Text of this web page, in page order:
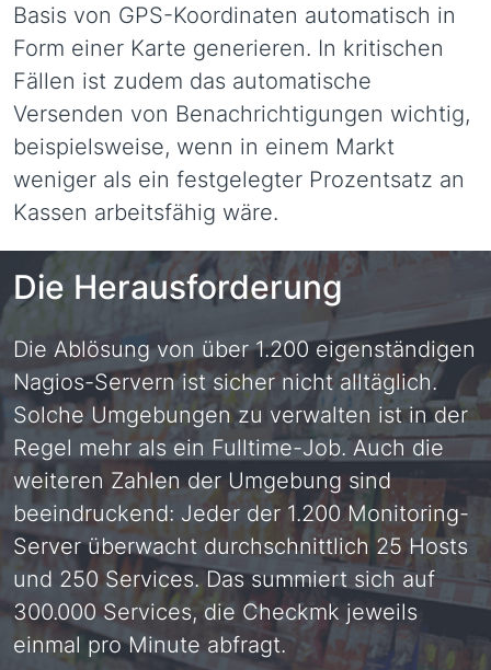
Basis von GPS-Koordinaten automatisch in
Form einer Karte generieren. In kritischen
Fällen ist zudem das automatische
Versenden von Benachrichtigungen wichtig,
beispielsweise, wenn in einem Markt
weniger als ein festgelegter Prozentsatz an
Kassen arbeitsfähig wäre.
Die Herausforderung
Die Ablösung von über 1.200 eigenständigen
Nagios-Servern ist sicher nicht alltäglich.
Solche Umgebungen zu verwalten ist in der
Regel mehr als ein Fulltime-Job. Auch die
weiteren Zahlen der Umgebung sind
beeindruckend: Jeder der 1.200 Monitoring-
Server überwacht durchschnittlich 25 Hosts
und 250 Services. Das summiert sich auf
300.000 Services, die Checkmk jeweils
einmal pro Minute abfragt.